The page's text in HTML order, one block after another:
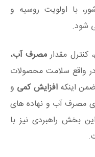
با اولویت روسیه و
شود.
کنترل مقدارمصرف آب،
واقع سلامت محصولات
اینکهافزایش کمی و
مصرف آب و نهاده های
بخش راهبردی نیز با